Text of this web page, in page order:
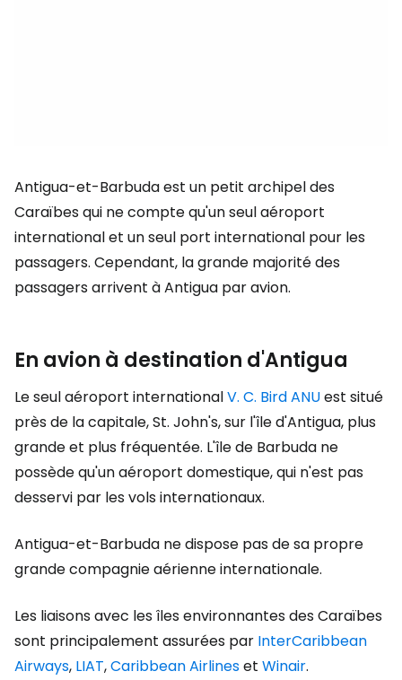
Antigua-et-Barbuda est un petit archipel des
Caraïbes qui ne compte qu'un seul aéroport
international et un seul port international pour les
passagers. Cependant, la grande majorité des
passagers arrivent à Antigua par avion.
En avion à destination d'Antigua
Le seul aéroport internationalV. C. Bird ANUest situé
près de la capitale, St. John's, sur l'île d'Antigua, plus
grande et plus fréquentée. L'île de Barbuda ne
possède qu'un aéroport domestique, qui n'est pas
desservi par les vols internationaux.
Antigua-et-Barbuda ne dispose pas de sa propre
grande compagnie aérienne internationale.
Les liaisons avec les îles environnantes des Caraïbes
sont principalement assurées par InterCaribbean
Airways, LIAT,Caribbean Airlineset Winair.